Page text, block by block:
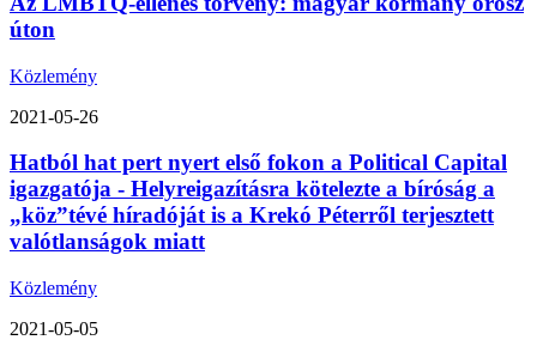
úton
Közlemény
2021-05-26
Hatból hat pert nyert első fokon a Political Capital
igazgatója - Helyreigazításra kötelezte a bíróság a
„köz”tévé híradóját is a Krekó Péterről terjesztett
valótlanságok miatt
Közlemény
2021-05-05